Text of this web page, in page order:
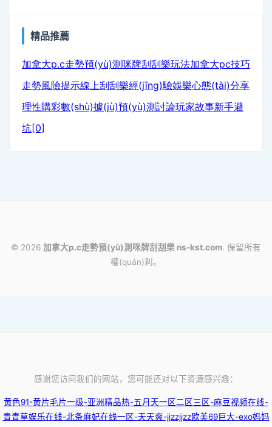
精品推薦
加拿大p.c走勢預(yù)測咪牌刮刮樂玩法加拿大pc技巧
走勢風險提示線上刮刮樂經(jīng)驗娛樂心態(tài)分享
理性購彩數(shù)據(jù)預(yù)測討論玩家故事新手避
坑[0]
© 2026 加拿大p.c走勢預(yù)測咪牌刮刮樂 ns-kst.com. 保留所有
權(quán)利。
感谢您访问我们的网站，您可能还对以下资源感兴趣：
黄色91-黄片毛片一级-亚洲精品热-五月天一区二区三区-麻豆视频在线-
青青草娱乐在线-北条麻妃在线一区-天天爽-jjzzjjzz欧美69巨大-exo妈妈